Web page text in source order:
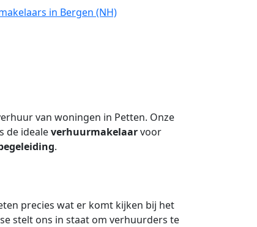
in Bergen (NH)
van woningen in Petten. Onze
de idealeverhuurmakelaarvoor
.
precies wat er komt kijken bij het
stelt ons in staat om verhuurders te